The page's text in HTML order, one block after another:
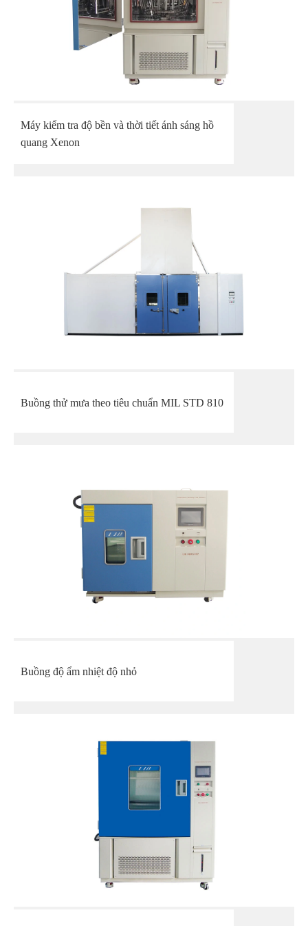
Máy kiểm tra độ bền và thời tiết ánh sáng hồ
quang Xenon
Buồng thử mưa theo tiêu chuẩn MIL STD 810
Buồng độ ẩm nhiệt độ nhỏ